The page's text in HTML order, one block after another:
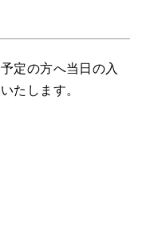
定の方へ当日の入
たします。